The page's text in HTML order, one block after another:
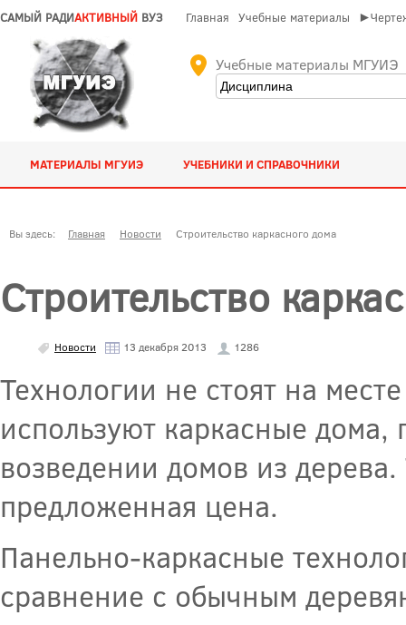
САМЫЙ РАДИАКТИВНЫЙ ВУЗ Главная Учебные материалы
Учебные материалы МГУИЭ
МАТЕРИАЛЫ МГУИЭ УЧЕБНИКИ И СПРАВОЧНИКИ
Вы здесь: Главная Новости Строительство каркасного дома
Строительство
Новости 13 декабря 2013 1286
Технологии не стоят на
используют каркасные
возведении домов из
предложенная цена.
Панельно-каркасные
сравнение с обычным